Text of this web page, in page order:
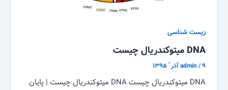
زیست شناسی
DNA میتوکندریال چیست
admin/۹ آذر ّ ۱۳۹۵
DNA میتوکندریال چیست DNA میتوکندریال چیست | پایان